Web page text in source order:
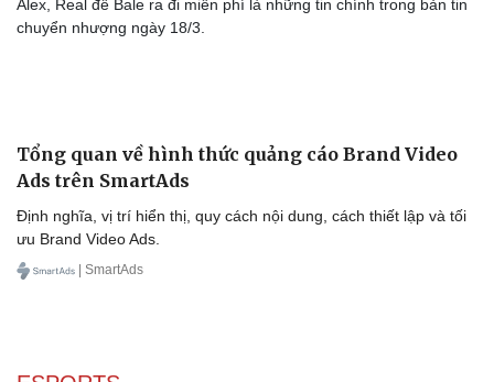
Alex, Real để Bale ra đi miễn phí là những tin chính trong bản tin
chuyển nhượng ngày 18/3.